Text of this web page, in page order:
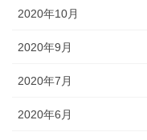
2020年10月
2020年9月
2020年7月
2020年6月